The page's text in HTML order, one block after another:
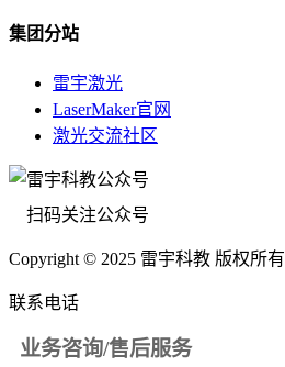
集团分站
雷宇激光
LaserMaker官网
激光交流社区
扫码关注公众号
Copyright © 2025 雷宇科教 版权所有
联系电话
业务咨询/售后服务